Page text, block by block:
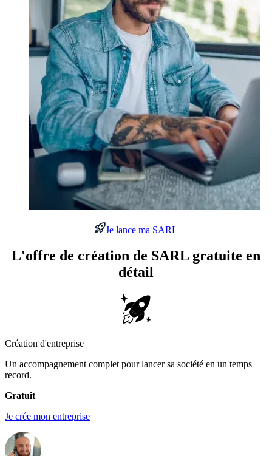
Je lance ma SARL
L'offre de création de SARL gratuite en
détail
Création d'entreprise
Un accompagnement complet pour lancer sa société en un temps
record.
Gratuit
Je crée mon entreprise